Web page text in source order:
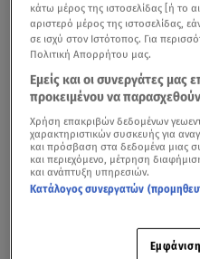
κάτω μέρος της ιστοσελίδας [ή το
αριστερό μέρος της ιστοσελίδας,
σε ισχύ στον Ιστότοπος. Για
Πολιτική Απορρήτου μας.
Εμείς και οι συνεργάτες μας
προκειμένου να
Χρήση επακριβών δεδομένων
χαρακτηριστικών συσκευής για
και πρόσβαση στα δεδομένα μιας
και περιεχόμενο, μέτρηση
και ανάπτυξη υπηρεσιών.
Κατάλογος συνεργατών